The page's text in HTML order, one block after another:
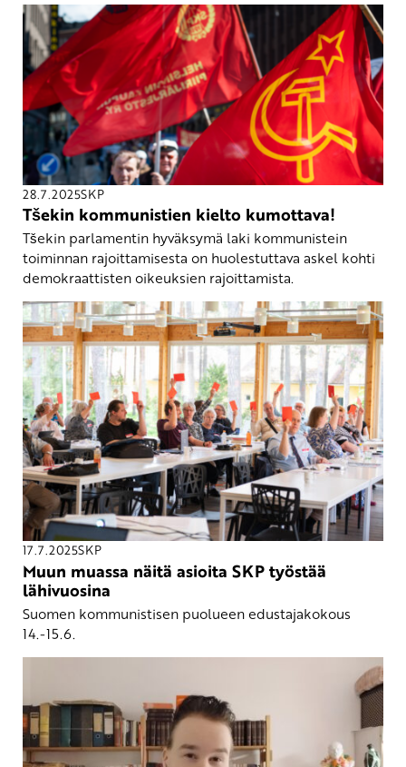
28.7.2025SKP
Tšekin kommunistien kielto kumottava!
Tšekin parlamentin hyväksymä laki kommunistein
toiminnan rajoittamisesta on huolestuttava askel kohti
demokraattisten oikeuksien rajoittamista.
17.7.2025SKP
Muun muassa näitä asioita SKP työstää
lähivuosina
Suomen kommunistisen puolueen edustajakokous
14.-15.6.